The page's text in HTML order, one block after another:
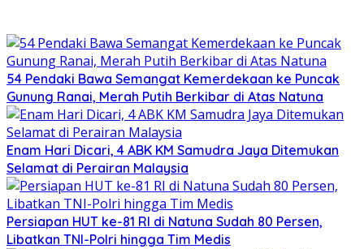
54 Pendaki Bawa Semangat Kemerdekaan ke Puncak
Gunung Ranai, Merah Putih Berkibar di Atas Natuna
Enam Hari Dicari, 4 ABK KM Samudra Jaya Ditemukan
Selamat di Perairan Malaysia
Persiapan HUT ke-81 RI di Natuna Sudah 80 Persen,
Libatkan TNI-Polri hingga Tim Medis